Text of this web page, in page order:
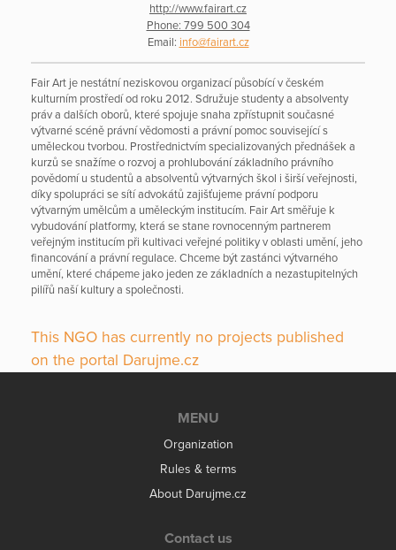
http://www.fairart.cz
Phone: 799 500 304
Email: info@fairart.cz
Fair Art je nestátní neziskovou organizací působící v českém
kulturním prostředí od roku 2012. Sdružuje studenty a absolventy
práv a dalších oborů, které spojuje snaha zpřístupnit současné
výtvarné scéně právní vědomosti a právní pomoc související s
uměleckou tvorbou. Prostřednictvím specializovaných přednášek a
kurzů se snažíme o rozvoj a prohlubování základního právního
povědomí u studentů a absolventů výtvarných škol i širší veřejnosti,
díky spolupráci se sítí advokátů zajišťujeme právní podporu
výtvarným umělcům a uměleckým institucím. Fair Art směřuje k
vybudování platformy, která se stane rovnocenným partnerem
veřejným institucím při kultivaci veřejné politiky v oblasti umění, jeho
financování a právní regulace. Chceme být zastánci výtvarného
umění, které chápeme jako jeden ze základních a nezastupitelných
pilířů naší kultury a společnosti.
This NGO has currently no projects published
on the portal Darujme.cz
MENU
Organization
Rules & terms
About Darujme.cz
Contact us